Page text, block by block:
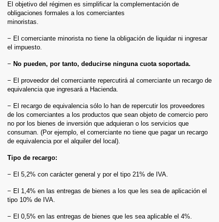
El objetivo del régimen es simplificar la complementación de
obligaciones formales a los comerciantes
minoristas.
− El comerciante minorista no tiene la obligación de liquidar ni ingresar
el impuesto.
− No pueden, por tanto, deducirse ninguna cuota soportada.
− El proveedor del comerciante repercutirá al comerciante un recargo de
equivalencia que ingresará a Hacienda.
− El recargo de equivalencia sólo lo han de repercutir los proveedores
de los comerciantes a los productos que sean objeto de comercio pero
no por los bienes de inversión que adquieran o los servicios que
consuman. (Por ejemplo, el comerciante no tiene que pagar un recargo
de equivalencia por el alquiler del local).
Tipo de recargo:
− El 5,2% con carácter general y por el tipo 21% de IVA.
− El 1,4% en las entregas de bienes a los que les sea de aplicación el
tipo 10% de IVA.
− El 0,5% en las entregas de bienes que les sea aplicable el 4%.